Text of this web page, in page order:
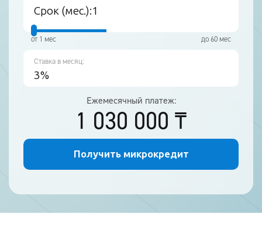
от 1 мес до 60 мес
Срок (мес.):
Ставка в месяц:
3%
Ежемесячный платеж:
1 030 000 ₸
Получить микрокредит